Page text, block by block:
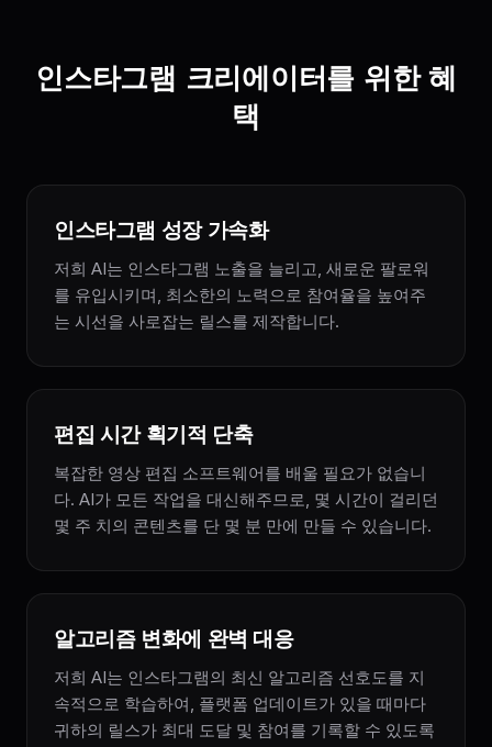
인스타그램 크리에이터를 위한 혜
택
인스타그램 성장 가속화
저희 AI는 인스타그램 노출을 늘리고, 새로운 팔로워
를 유입시키며, 최소한의 노력으로 참여율을 높여주
는 시선을 사로잡는 릴스를 제작합니다.
편집 시간 획기적 단축
복잡한 영상 편집 소프트웨어를 배울 필요가 없습니
다. AI가 모든 작업을 대신해주므로, 몇 시간이 걸리던
몇 주 치의 콘텐츠를 단 몇 분 만에 만들 수 있습니다.
알고리즘 변화에 완벽 대응
저희 AI는 인스타그램의 최신 알고리즘 선호도를 지
속적으로 학습하여, 플랫폼 업데이트가 있을 때마다
귀하의 릴스가 최대 도달 및 참여를 기록할 수 있도록